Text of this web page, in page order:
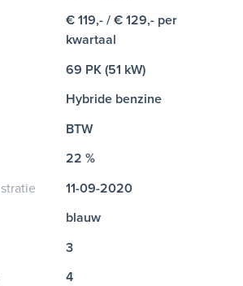
€ 119,- / € 129,- per
kwartaal
69 PK (51 kW)
Hybride benzine
BTW
22 %
11-09-2020
blauw
3
4